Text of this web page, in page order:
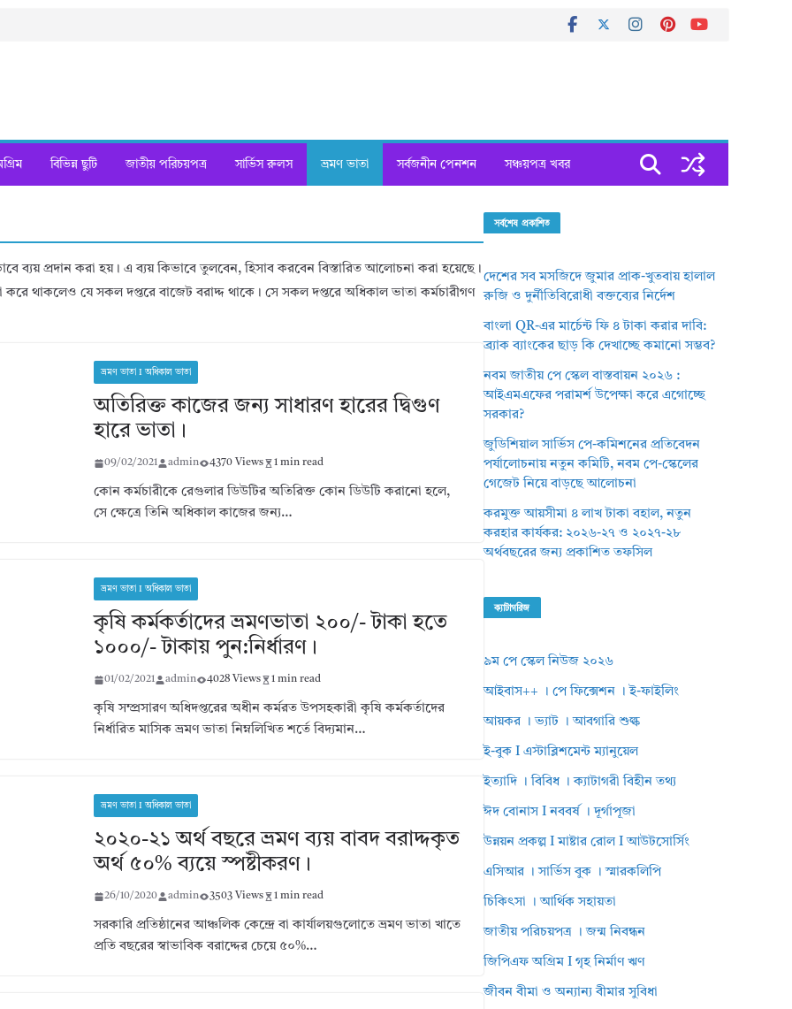
বিভিন্ন ছুটি জাতীয় পরিচয়পত্র সার্ভিস রুলস ভ্রমণ ভাতা সর্বজনীন পেনশন সঞ্চয়পত্র খবর
ব্যয় প্রদান করা হয়। এ ব্যয় কিভাবে তুলবেন, হিসাব করবেন বিস্তারিত আলোচনা করা হয়েছে।
থাকলেও যে সকল দপ্তরে বাজেট বরাদ্দ থাকে। সে সকল দপ্তরে অধিকাল ভাতা কর্মচারীগণ
ভ্রমণ ভাতা I অধিকাল ভাতা
অতিরিক্ত কাজের জন্য সাধারণ হারের দ্বিগুণ
হারে ভাতা।
09/02/2021 admin 4370 Views 1 min read
কোন কর্মচারীকে রেগুলার ডিউটির অতিরিক্ত কোন ডিউটি করানো হলে,
সে ক্ষেত্রে তিনি অধিকাল কাজের জন্য…
ভ্রমণ ভাতা I অধিকাল ভাতা
কৃষি কর্মকর্তাদের ভ্রমণভাতা ২০০/- টাকা হতে
১০০০/- টাকায় পুন:নির্ধারণ।
01/02/2021 admin 4028 Views 1 min read
কৃষি সম্প্রসারণ অধিদপ্তরের অধীন কর্মরত উপসহকারী কৃষি কর্মকর্তাদের
নির্ধারিত মাসিক ভ্রমণ ভাতা নিম্নলিখিত শর্তে বিদ্যমান…
ভ্রমণ ভাতা I অধিকাল ভাতা
২০২০-২১ অর্থ বছরে ভ্রমণ ব্যয় বাবদ বরাদ্দকৃত
অর্থ ৫০% ব্যয়ে স্পষ্টীকরণ।
26/10/2020 admin 3503 Views 1 min read
সরকারি প্রতিষ্ঠানের আঞ্চলিক কেন্দ্রে বা কার্যালয়গুলোতে ভ্রমণ ভাতা খাতে
প্রতি বছরের স্বাভাবিক বরাদ্দের চেয়ে ৫০%…
সর্বশেষ প্রকাশিত
দেশের সব মসজিদে জুমার প্রাক-খুতবায় হালাল
রুজি ও দুর্নীতিবিরোধী বক্তব্যের নির্দেশ
বাংলা QR-এর মার্চেন্ট ফি ৪ টাকা করার দাবি:
ব্র্যাক ব্যাংকের ছাড় কি দেখাচ্ছে কমানো সম্ভব?
নবম জাতীয় পে স্কেল বাস্তবায়ন ২০২৬ :
আইএমএফের পরামর্শ উপেক্ষা করে এগোচ্ছে
সরকার?
জুডিশিয়াল সার্ভিস পে-কমিশনের প্রতিবেদন
পর্যালোচনায় নতুন কমিটি, নবম পে-স্কেলের
গেজেট নিয়ে বাড়ছে আলোচনা
করমুক্ত আয়সীমা ৪ লাখ টাকা বহাল, নতুন
করহার কার্যকর: ২০২৬-২৭ ও ২০২৭-২৮
অর্থবছরের জন্য প্রকাশিত তফসিল
ক্যাটাগরিজ
৯ম পে স্কেল নিউজ ২০২৬
আইবাস++ । পে ফিক্সেশন । ই-ফাইলিং
আয়কর । ভ্যাট । আবগারি শুল্ক
ই-বুক I এস্টাব্লিশমেন্ট ম্যানুয়েল
ইত্যাদি । বিবিধ । ক্যাটাগরী বিহীন তথ্য
ঈদ বোনাস I নববর্ষ । দূর্গাপূজা
উন্নয়ন প্রকল্প I মাষ্টার রোল I আউটসোর্সিং
এসিআর । সার্ভিস বুক । স্মারকলিপি
চিকিৎসা । আর্থিক সহায়তা
জাতীয় পরিচয়পত্র । জন্ম নিবন্ধন
জিপিএফ অগ্রিম I গৃহ নির্মাণ ঋণ
জীবন বীমা ও অন্যান্য বীমার সুবিধা